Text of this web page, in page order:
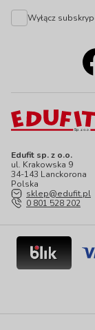
Edufit sp. z o.o.
ul. Krakowska 9
34-143 Lanckorona
Polska
sklep@edufit.pl
0 801 528 202
Wyłącz